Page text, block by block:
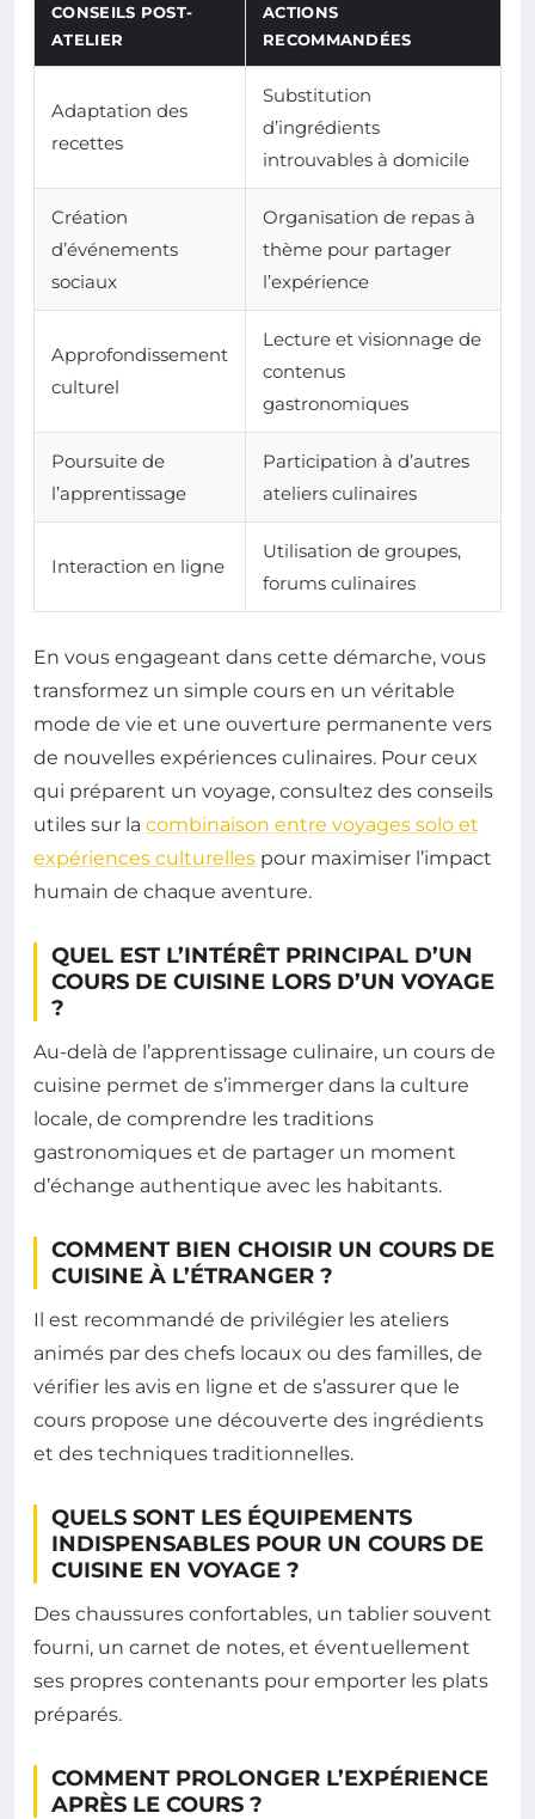
CONSEILS POST-
ATELIER
ACTIONS
RECOMMANDÉES
Adaptation des
recettes
Substitution
d’ingrédients
introuvables à domicile
Création
d’événements
sociaux
Organisation de repas à
thème pour partager
l’expérience
Approfondissement
culturel
Lecture et visionnage de
contenus
gastronomiques
Poursuite de
l’apprentissage
Participation à d’autres
ateliers culinaires
Interaction en ligne
Utilisation de groupes,
forums culinaires
En vous engageant dans cette démarche, vous
transformez un simple cours en un véritable
mode de vie et une ouverture permanente vers
de nouvelles expériences culinaires. Pour ceux
qui préparent un voyage, consultez des conseils
utiles sur la combinaison entre voyages solo et
expériences culturelles pour maximiser l’impact
humain de chaque aventure.
QUEL EST L’INTÉRÊT PRINCIPAL D’UN
COURS DE CUISINE LORS D’UN VOYAGE
?
Au-delà de l’apprentissage culinaire, un cours de
cuisine permet de s’immerger dans la culture
locale, de comprendre les traditions
gastronomiques et de partager un moment
d’échange authentique avec les habitants.
COMMENT BIEN CHOISIR UN COURS DE
CUISINE À L’ÉTRANGER ?
Il est recommandé de privilégier les ateliers
animés par des chefs locaux ou des familles, de
vérifier les avis en ligne et de s’assurer que le
cours propose une découverte des ingrédients
et des techniques traditionnelles.
QUELS SONT LES ÉQUIPEMENTS
INDISPENSABLES POUR UN COURS DE
CUISINE EN VOYAGE ?
Des chaussures confortables, un tablier souvent
fourni, un carnet de notes, et éventuellement
ses propres contenants pour emporter les plats
préparés.
COMMENT PROLONGER L’EXPÉRIENCE
APRÈS LE COURS ?